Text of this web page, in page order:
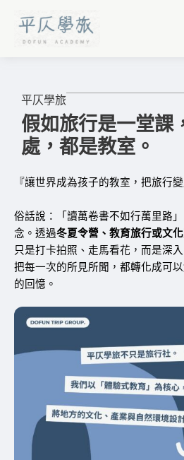
平仄學旅
假如旅行是一堂課
處，都是教室。
『讓世界成為孩子的教室， 把旅行變
俗話說：「讀萬卷書不如行萬里路
念。 透過冬夏令營、教育旅行或文
只是打卡拍照、走馬看花，而是深
把每一次的所見所聞，都轉化成可
的回憶。